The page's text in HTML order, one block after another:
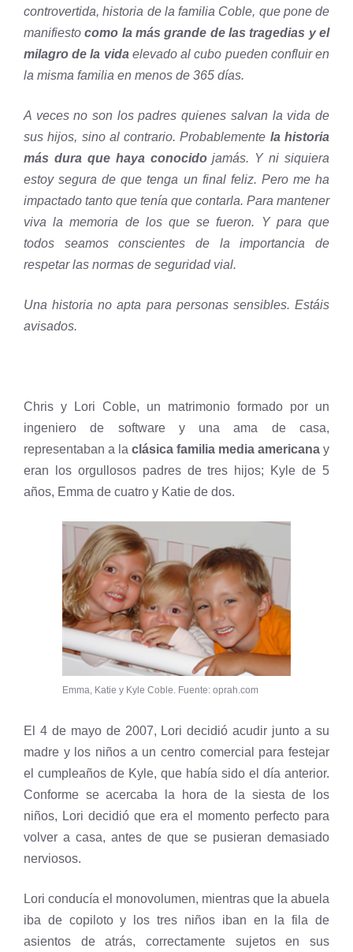
controvertida, historia de la familia Coble, que pone de
manifiestocomo la más grande de las tragedias y el
milagro de la vidaelevado al cubo pueden confluir en
la misma familia en menos de 365 días.
A veces no son los padres quienes salvan la vida de
sus hijos, sino al contrario. Probablemente la historia
más dura que haya conocidojamás. Y ni siquiera
estoy segura de que tenga un final feliz. Pero me ha
impactado tanto que tenía que contarla. Para mantener
viva la memoria de los que se fueron. Y para que
todos seamos conscientes de la importancia de
respetar las normas de seguridad vial.
Una historia no apta para personas sensibles. Estáis
avisados.
Chris y Lori Coble, un matrimonio formado por un
ingeniero de software y una ama de casa,
representaban a la clásica familia media americana y
eran los orgullosos padres de tres hijos; Kyle de 5
años, Emma de cuatro y Katie de dos.
Emma, Katie y Kyle Coble. Fuente: oprah.com
El 4 de mayo de 2007, Lori decidió acudir junto a su
madre y los niños a un centro comercial para festejar
el cumpleaños de Kyle, que había sido el día anterior.
Conforme se acercaba la hora de la siesta de los
niños, Lori decidió que era el momento perfecto para
volver a casa, antes de que se pusieran demasiado
nerviosos.
Lori conducía el monovolumen, mientras que la abuela
iba de copiloto y los tres niños iban en la fila de
asientos de atrás, correctamente sujetos en sus